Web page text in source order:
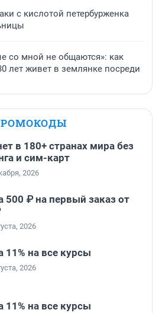
с кислотой петербурженка
со мной не общаются»: как
лет живет в землянке посреди
в 180+ странах мира без
и сим-карт
2026
500 ₽ на первый заказ от
2026
11% на все курсы
2026
11% на все курсы